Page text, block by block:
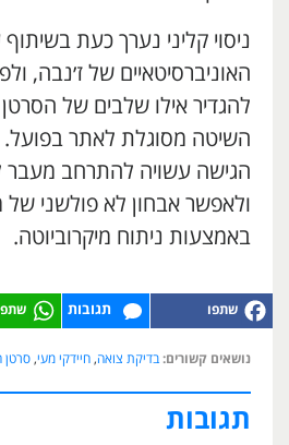
ניסוי קליני נערך כעת
האוניברסיטאיים של ז׳נבה,
להגדיר אילו שלבים של הסרטן
השיטה מסוגלת לאתר בפועל.
הגישה עשויה להתרחב מעבר
ולאפשר אבחון לא פולשני
באמצעות ניתוח מיקרוביוטה.
תגובות
נושאים קשורים: בדיקת צואה, חיידקי מעי, סרטן
תגובות